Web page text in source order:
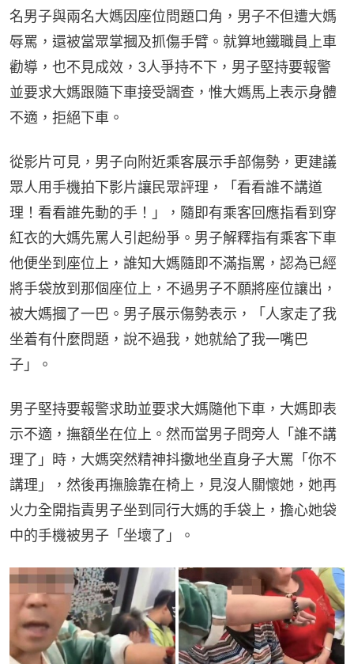
名男子與兩名大媽因座位問題口角，男子不但遭大媽
辱罵，還被當眾掌摑及抓傷手臂。就算地鐵職員上車
勸導，也不見成效，3人爭持不下，男子堅持要報警
並要求大媽跟隨下車接受調查，惟大媽馬上表示身體
不適，拒絕下車。
從影片可見，男子向附近乘客展示手部傷勢，更建議
眾人用手機拍下影片讓民眾評理，「看看誰不講道
理！看看誰先動的手！」，隨即有乘客回應指看到穿
紅衣的大媽先罵人引起紛爭。男子解釋指有乘客下車
他便坐到座位上，誰知大媽隨即不滿指罵，認為已經
將手袋放到那個座位上，不過男子不願將座位讓出，
被大媽摑了一巴。男子展示傷勢表示，「人家走了我
坐着有什麼問題，說不過我，她就給了我一嘴巴
子」。
男子堅持要報警求助並要求大媽隨他下車，大媽即表
示不適，撫額坐在位上。然而當男子問旁人「誰不講
理了」時，大媽突然精神抖擻地坐直身子大罵「你不
講理」，然後再撫臉靠在椅上，見沒人關懷她，她再
火力全開指責男子坐到同行大媽的手袋上，擔心她袋
中的手機被男子「坐壞了」。